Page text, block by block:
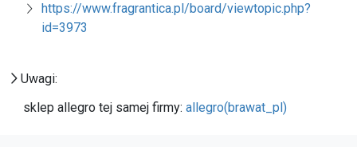
https://www.fragrantica.pl/board/viewtopic.php?
id=3973
Uwagi:
sklep allegro tej samej firmy: allegro(brawat_pl)